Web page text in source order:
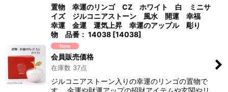
置物 幸運のリンゴ CZ ホワイト 白 ミニサ
イズ ジルコニアストーン 風水 開運 幸福
幸運 金運 運気上昇 幸運のアップル 彫り
物 品番： 14038 [14038]
会員販売価格
在庫数 37点
ジルコニアストーン入りの幸運のリンゴの置物で
す。 金運や財運アップの招財アイテムや玄関やリ